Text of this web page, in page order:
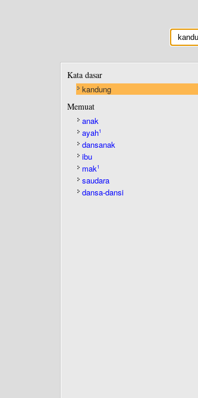
Kata dasar
kandung
Memuat
anak
ayah1
dansanak
ibu
mak1
saudara
dansa-dansi